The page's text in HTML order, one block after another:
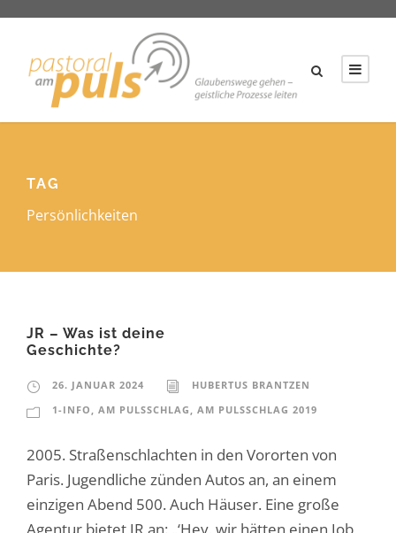
TAG
Persönlichkeiten
JR – Was ist deine
Geschichte?
26. JANUAR 2024
HUBERTUS BRANTZEN
1-INFO , AM PULSSCHLAG , AM PULSSCHLAG 2019
2005. Straßenschlachten in den Vororten von
Paris. Jugendliche zünden Autos an, an einem
einzigen Abend 500. Auch Häuser. Eine große